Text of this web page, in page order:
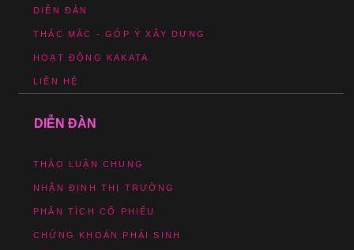
DIỄN ĐÀN
THẮC MẮC - GÓP Ý XÂY DỰNG
HOẠT ĐỘNG KAKATA
LIÊN HỆ
DIỄN ĐÀN
THẢO LUẬN CHUNG
NHẬN ĐỊNH THỊ TRƯỜNG
PHÂN TÍCH CỔ PHIẾU
CHỨNG KHOÁN PHÁI SINH